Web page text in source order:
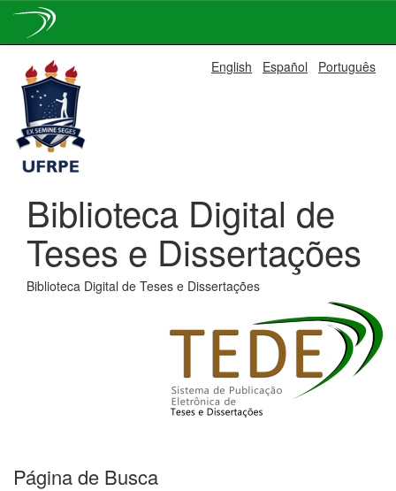
navigation
English Español Português
Biblioteca Digital de
Teses e Dissertações
Biblioteca Digital de Teses e Dissertações
Página de Busca